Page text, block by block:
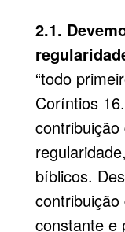
2.1.
“todo
Coríntios
bíblicos.
constante e